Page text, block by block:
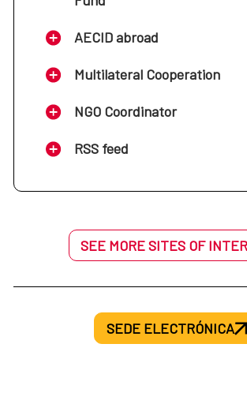
Cooperantes.
Resolución de 13 de julio de 2021, de
Internacional para el Desarrollo, por
impagos del seguro del cooperante.
AECID abroad
Multilateral Cooperation
NGO Coordinator
RSS feed
SEE MORE SITES OF
SEDE ELECTRÓNICA